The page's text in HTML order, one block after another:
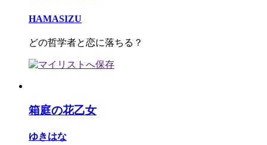
HAMASIZU
どの哲学者と恋に落ちる？
箱庭の花乙女
ゆきはな